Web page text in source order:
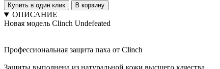
Купить в один клик В корзину
ОПИСАНИЕ
Новая модель Clinch Undefeated
Профессиональная защита паха от Clinch